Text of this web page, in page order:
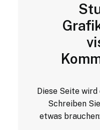
Diese Seite
Schreiben
etwas